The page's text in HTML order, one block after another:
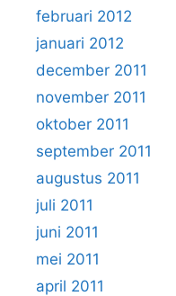
februari 2012
januari 2012
december 2011
november 2011
oktober 2011
september 2011
augustus 2011
juli 2011
juni 2011
mei 2011
april 2011